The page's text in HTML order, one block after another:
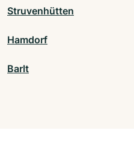
Struvenhütten
Hamdorf
Barlt